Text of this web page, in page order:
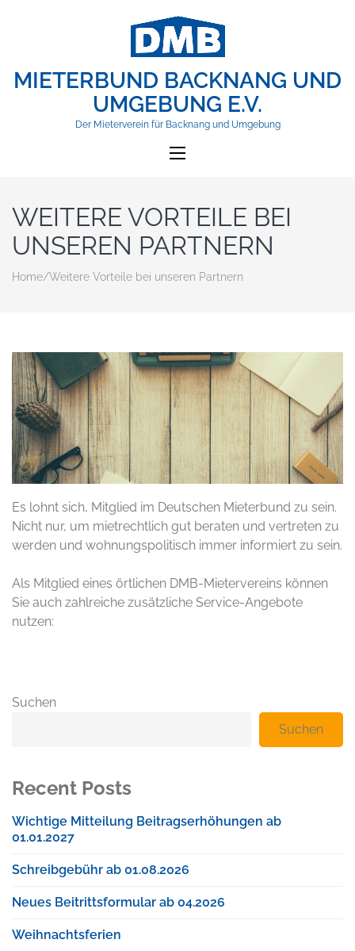
MIETERBUND BACKNANG UND
UMGEBUNG E.V.
Der Mieterverein für Backnang und Umgebung
WEITERE VORTEILE BEI
UNSEREN PARTNERN
Home/Weitere Vorteile bei unseren Partnern
Es lohnt sich, Mitglied im Deutschen Mieterbund zu sein.
Nicht nur, um mietrechtlich gut beraten und vertreten zu
werden und wohnungspolitisch immer informiert zu sein.
Als Mitglied eines örtlichen DMB-Mietervereins können
Sie auch zahlreiche zusätzliche Service-Angebote
nutzen:
Suchen
Suchen
Recent Posts
Wichtige Mitteilung Beitragserhöhungen ab
01.01.2027
Schreibgebühr ab 01.08.2026
Neues Beitrittsformular ab 04.2026
Weihnachtsferien